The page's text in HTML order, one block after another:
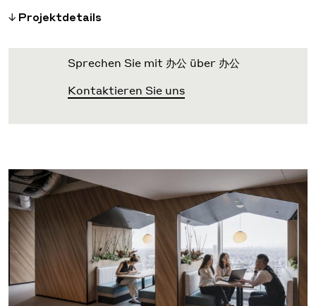
Projektdetails
Sprechen Sie mit 办公 über 办公
Kontaktieren Sie uns